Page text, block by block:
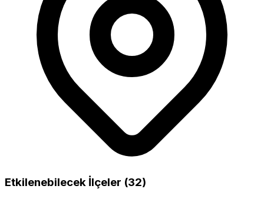
Etkilenebilecek İlçeler (32)